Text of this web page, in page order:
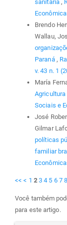
sanitária ,
Brendo
Wallau,
Paraná ,
v. 43 n. 1
María
Sociais e
José
Gilmar
políticas
familiar
<< < 1 2 3 4 5 6 7 8
Você também
para este artigo.